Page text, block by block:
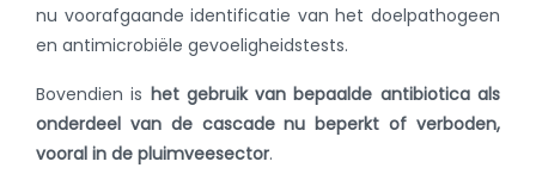
nu voorafgaande identificatie van het doelpathogeen
en antimicrobiële gevoeligheidstests.
Bovendien is het gebruik van bepaalde antibiotica als
onderdeel van de cascade nu beperkt of verboden,
vooral in de pluimveesector.